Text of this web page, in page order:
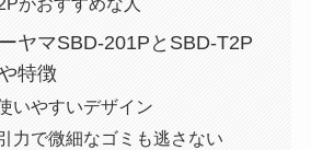
ヤマSBD-201PとSBD-T2P
特徴
いやすいデザイン
力で微細なゴミも逃さない